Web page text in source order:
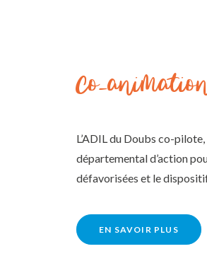
Co-
L’ADIL du Doubs co-
départemental d’action
défavorisées et le
EN SAVOIR PLUS